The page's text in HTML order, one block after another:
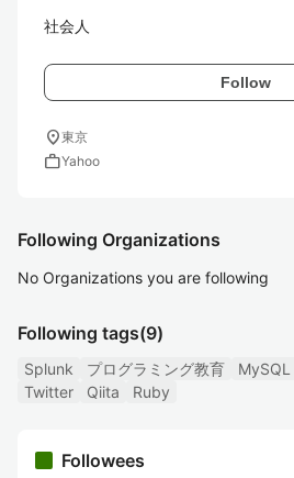
社会人
Follow
location_on東京
workYahoo
Following Organizations
No Organizations you are following
Following tags(9)
Splunk プログラミング教育 MySQL
Twitter
Qiita Ruby
Followees